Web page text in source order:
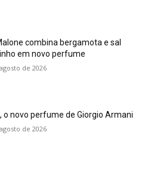
combina bergamota e sal
em novo perfume
de 2026
o novo perfume de Giorgio Armani
de 2026